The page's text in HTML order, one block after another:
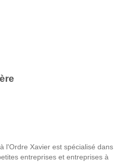
l'Ordre Xavier est spécialisé dans
entreprises et entreprises à